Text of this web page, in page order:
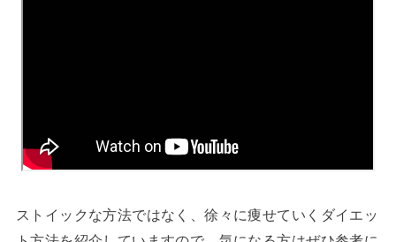
ストイックな方法ではなく、徐々に痩せていくダイエッ